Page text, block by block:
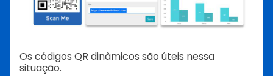
Os códigos QR dinâmicos são úteis nessa
situação.